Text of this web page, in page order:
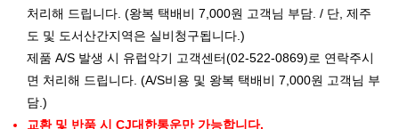
처리해 드립니다. (왕복 택배비 7,000원 고객님 부담. / 단, 제주
도 및 도서산간지역은 실비청구됩니다.)
제품 A/S 발생 시 유럽악기 고객센터(02-522-0869)로 연락주시
면 처리해 드립니다. (A/S비용 및 왕복 택배비 7,000원 고객님 부
담.)
교환 및 반품 시 CJ대한통운만 가능합니다.